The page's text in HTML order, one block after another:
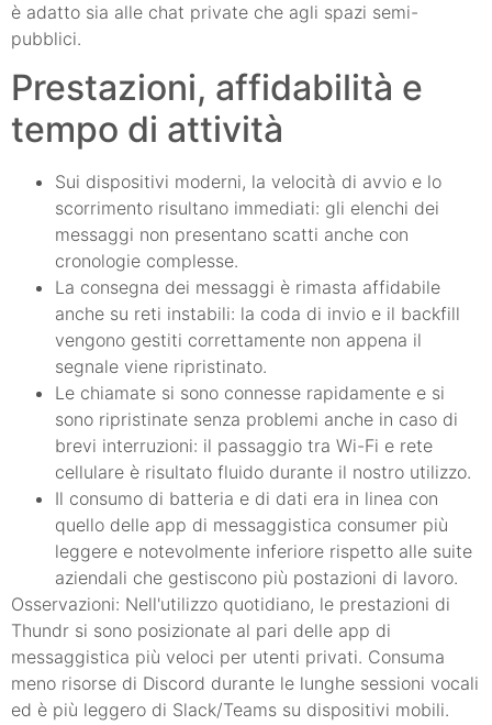
è adatto sia alle chat private che agli spazi semi-
pubblici.
Prestazioni, affidabilità e
tempo di attività
Sui dispositivi moderni, la velocità di avvio e lo
scorrimento risultano immediati: gli elenchi dei
messaggi non presentano scatti anche con
cronologie complesse.
La consegna dei messaggi è rimasta affidabile
anche su reti instabili: la coda di invio e il backfill
vengono gestiti correttamente non appena il
segnale viene ripristinato.
Le chiamate si sono connesse rapidamente e si
sono ripristinate senza problemi anche in caso di
brevi interruzioni: il passaggio tra Wi-Fi e rete
cellulare è risultato fluido durante il nostro utilizzo.
Il consumo di batteria e di dati era in linea con
quello delle app di messaggistica consumer più
leggere e notevolmente inferiore rispetto alle suite
aziendali che gestiscono più postazioni di lavoro.
Osservazioni: Nell'utilizzo quotidiano, le prestazioni di
Thundr si sono posizionate al pari delle app di
messaggistica più veloci per utenti privati. Consuma
meno risorse di Discord durante le lunghe sessioni vocali
ed è più leggero di Slack/Teams su dispositivi mobili.